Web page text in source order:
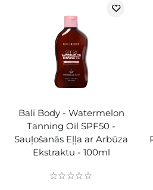
Bali Body - Watermelon
Tanning Oil SPF50 -
Sauļošanās Eļļa ar Arbūza
Ekstraktu - 100ml